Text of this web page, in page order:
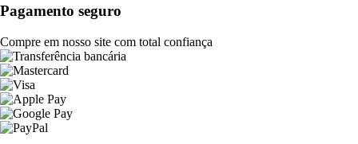
Pagamento seguro
Compre em nosso site com total confiança